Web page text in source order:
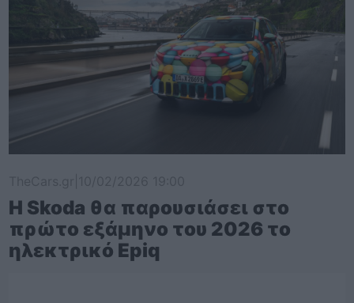
Η Skoda θα παρουσιάσει στο
πρώτο εξάμηνο του 2026 το
ηλεκτρικό Epiq